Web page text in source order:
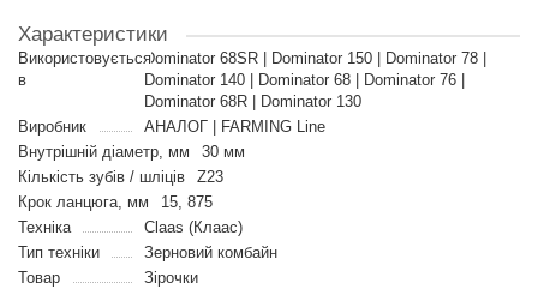
Характеристики
Використовується
в
Dominator 68SR | Dominator 150 | Dominator 78 |
Dominator 140 | Dominator 68 | Dominator 76 |
Dominator 68R | Dominator 130
Виробник
АНАЛОГ | FARMING Line
Внутрішній діаметр, мм
30 мм
Кількість зубів / шліців
Z23
Крок ланцюга, мм
15, 875
Техніка
Claas (Клаас)
Тип техніки
Зерновий комбайн
Товар
Зірочки